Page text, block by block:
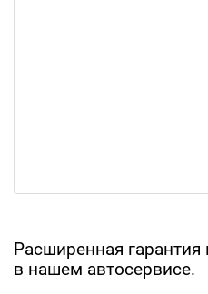
Расширенная гарантия
в нашем автосервисе.